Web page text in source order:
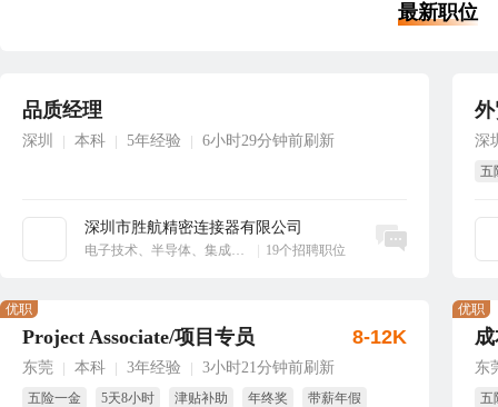
最新职位
品质经理
深圳 本科 5年经验 6小时29分钟前刷新
深圳市胜航精密连接器有限公司
电子技术、半导体、集成电路 19个招聘职位
立即沟通
深
五
Project Associate/项目专员
东莞 本科 3年经验 3小时21分钟前刷新
五险一金 5天8小时 津贴补助 年终奖
带薪年假
优职
8-12K
东
五
优职